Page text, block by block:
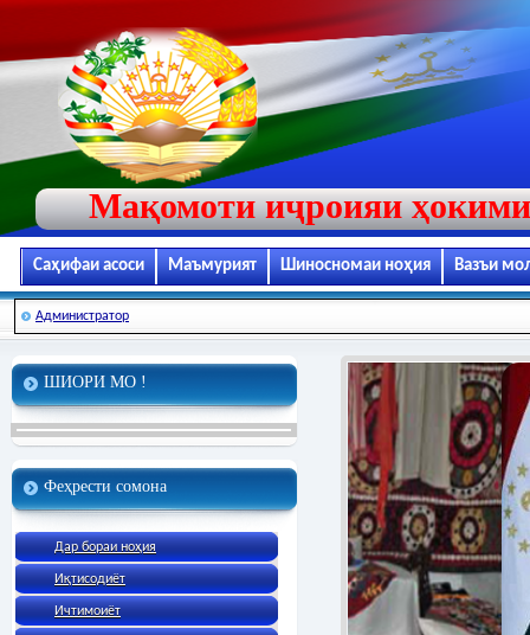
Мақомоти иҷроияи
Саҳифаи асоси Маъмурият Шиносномаи ноҳия Вазъи
Администратор
ШИОРИ МО !
Феҳрести сомона
Дар бораи ноҳия
Иқтисодиёт
Ичтимоиёт